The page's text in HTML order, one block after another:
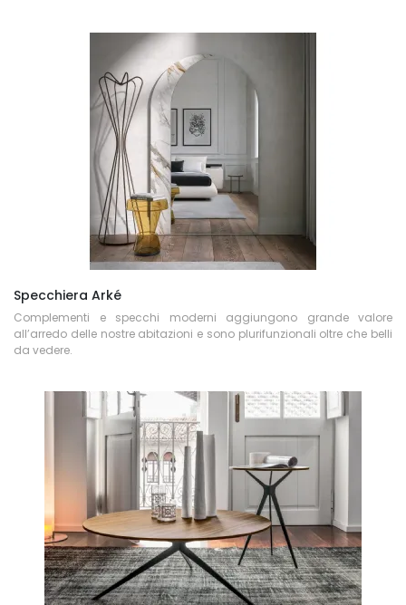
Specchiera Arké
Complementi e specchi moderni aggiungono grande valore
all’arredo delle nostre abitazioni e sono plurifunzionali oltre che belli
da vedere.